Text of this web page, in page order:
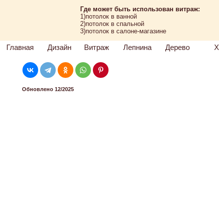
Где может быть использован витраж:
1)потолок в ванной
2)потолок в спальной
3)потолок в салоне-магазине
Главная Дизайн Витраж Лепнина Дерево
Обновлено 12/2025